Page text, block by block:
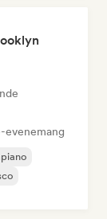
evenemang